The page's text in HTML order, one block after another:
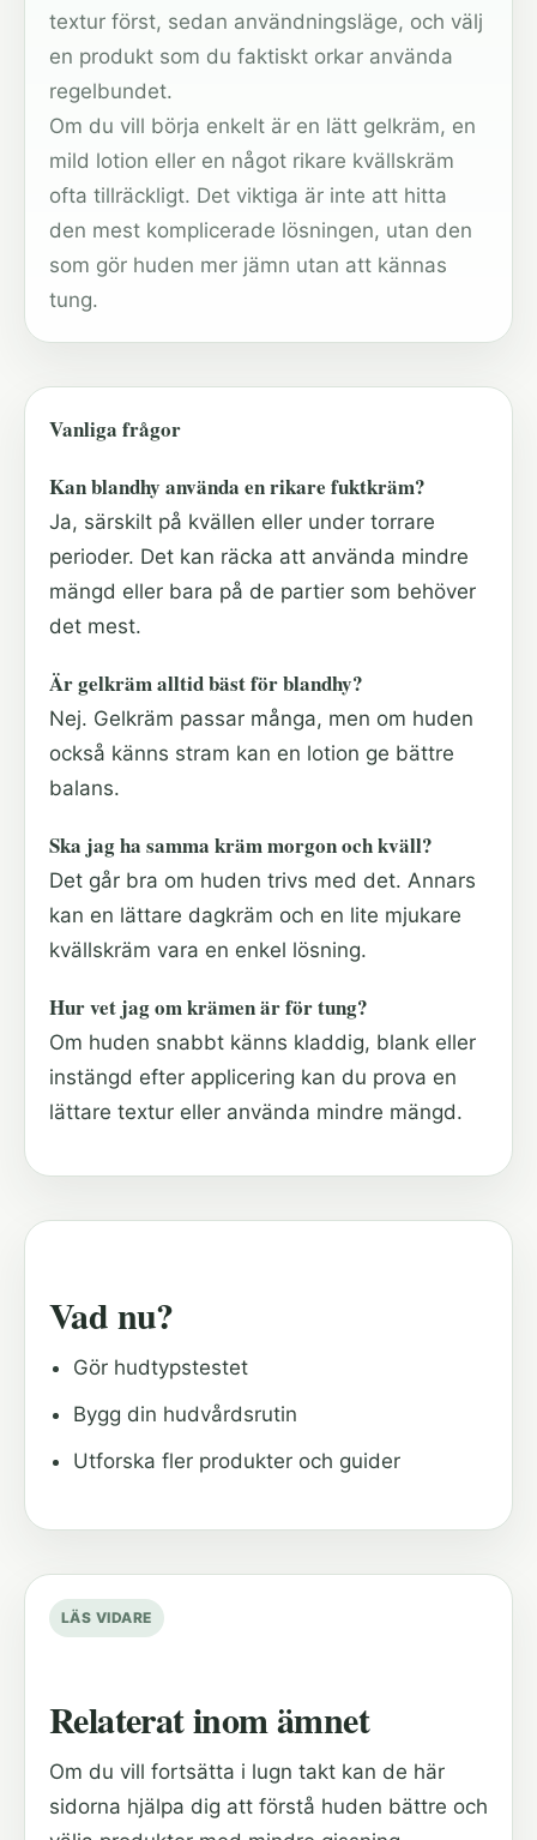
textur först, sedan användningsläge, och välj
en produkt som du faktiskt orkar använda
regelbundet.
Om du vill börja enkelt är en lätt gelkräm, en
mild lotion eller en något rikare kvällskräm
ofta tillräckligt. Det viktiga är inte att hitta
den mest komplicerade lösningen, utan den
som gör huden mer jämn utan att kännas
tung.
Vanliga frågor
Kan blandhy använda en rikare fuktkräm?
Ja, särskilt på kvällen eller under torrare
perioder. Det kan räcka att använda mindre
mängd eller bara på de partier som behöver
det mest.
Är gelkräm alltid bäst för blandhy?
Nej. Gelkräm passar många, men om huden
också känns stram kan en lotion ge bättre
balans.
Ska jag ha samma kräm morgon och kväll?
Det går bra om huden trivs med det. Annars
kan en lättare dagkräm och en lite mjukare
kvällskräm vara en enkel lösning.
Hur vet jag om krämen är för tung?
Om huden snabbt känns kladdig, blank eller
instängd efter applicering kan du prova en
lättare textur eller använda mindre mängd.
Vad nu?
Gör hudtypstestet
Bygg din hudvårdsrutin
Utforska fler produkter och guider
LÄS VIDARE
Relaterat inom ämnet
Om du vill fortsätta i lugn takt kan de här
sidorna hjälpa dig att förstå huden bättre och